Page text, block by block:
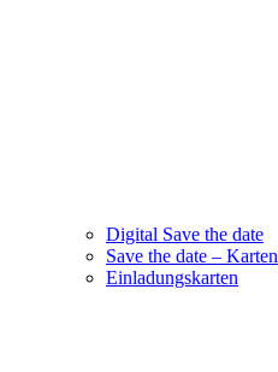
Digital Save the date
Save the date – Karten
Einladungskarten